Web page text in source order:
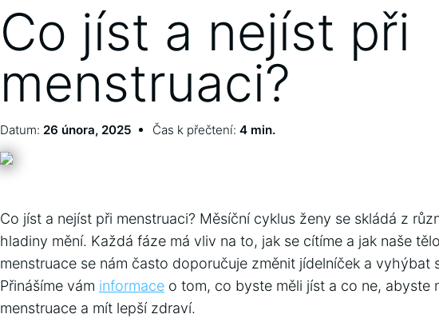
Co jíst a nejíst při
menstruaci?
Datum: 26 února, 2025 Čas k přečtení: 4 min.
Co jíst a nejíst při menstruaci? Měsíční cyklus ženy se skládá z
hladiny mění. Každá fáze má vliv na to, jak se cítíme a jak naše
menstruace se nám často doporučuje změnit jídelníček a vyhýbat
Přinášíme vám informace o tom, co byste měli jíst a co ne, abyste
menstruace a mít lepší zdraví.